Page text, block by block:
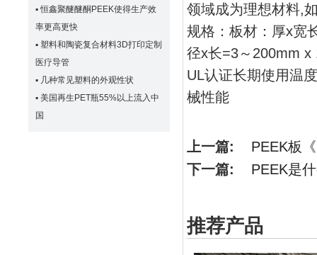
▪恒鑫聚醚醚酮PEEK使得生产效
率更高更快
▪ 塑料和陶瓷复合材料3D打印定制
医疗导管
▪ 几种常见塑料的外观性状
▪ 美国再生PET瓶55%以上流入中
国
领域成为理想材料,
规格：板材：厚x宽
径x长=3～200mm x
UL认证长期使用温
械性能
上一篇: PEEK板
下一篇: PEEK是
推荐产品